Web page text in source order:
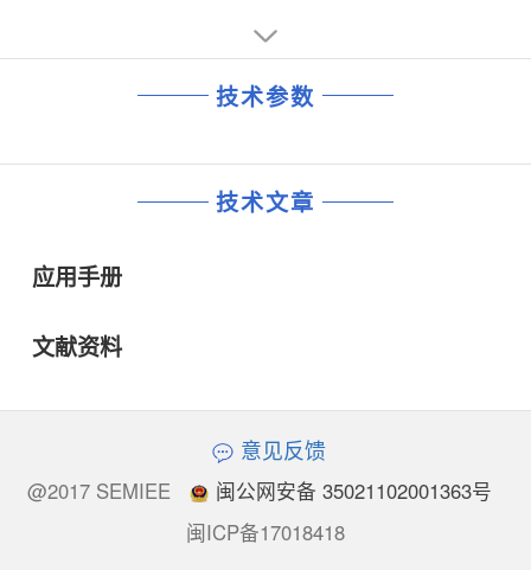
技术参数
技术文章
应用手册
文献资料
意见反馈
@2017 SEMIEE
闽公网安备 35021102001363号
闽ICP备17018418